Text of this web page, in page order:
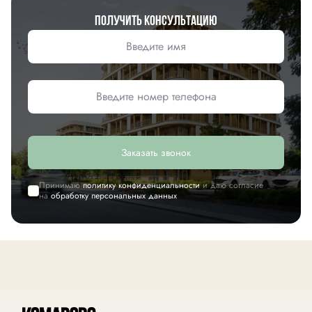
Получить консультацию
Заказать звонок
Принимаюполитику конфиденциальностии даю согласие
наобработку персональных данных